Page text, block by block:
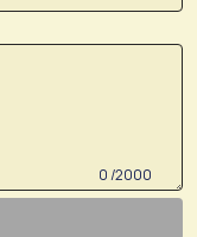
0 /2000